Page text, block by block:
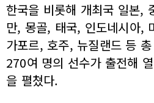
한국을 비롯해 개최국 일본,
만, 몽골, 태국, 인도네시아,
가포르, 호주, 뉴질랜드 등
270여 명의 선수가 출전해
을 펼쳤다.